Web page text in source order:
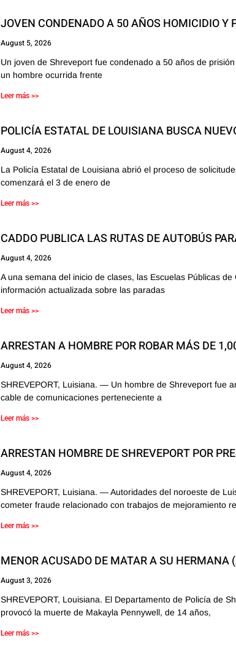
JOVEN CONDENADO A 50 AÑOS HOMICIDIO Y
August 5, 2026
Un joven de Shreveport fue condenado a 50 años de
un hombre ocurrida frente
Leer más >>
POLICÍA ESTATAL DE LOUISIANA BUSCA
August 4, 2026
La Policía Estatal de Louisiana abrió el proceso de
comenzará el 3 de enero de
Leer más >>
CADDO PUBLICA LAS RUTAS DE AUTOBÚS
August 4, 2026
A una semana del inicio de clases, las Escuelas Públicas
información actualizada sobre las paradas
Leer más >>
ARRESTAN A HOMBRE POR ROBAR MÁS DE
August 4, 2026
SHREVEPORT, Luisiana. — Un hombre de Shreveport fue
cable de comunicaciones perteneciente a
Leer más >>
ARRESTAN HOMBRE DE SHREVEPORT POR
August 4, 2026
SHREVEPORT, Luisiana. — Autoridades del noroeste de
cometer fraude relacionado con trabajos de mejoramiento
Leer más >>
MENOR ACUSADO DE MATAR A SU
August 3, 2026
SHREVEPORT, Louisiana. El Departamento de Policía de
provocó la muerte de Makayla Pennywell, de 14 años,
Leer más >>